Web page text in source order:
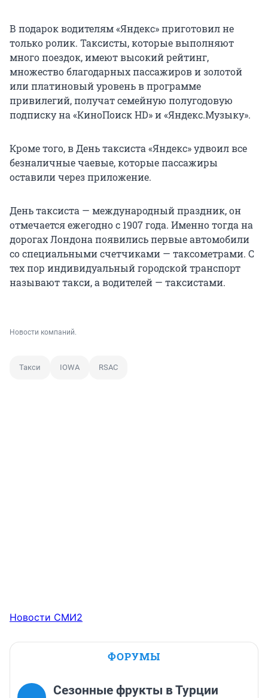
В подарок водителям «Яндекс» приготовил не
только ролик. Таксисты, которые выполняют
много поездок, имеют высокий рейтинг,
множество благодарных пассажиров и золотой
или платиновый уровень в программе
привилегий, получат семейную полугодовую
подписку на «КиноПоиск HD» и «Яндекс.Музыку».
Кроме того, в День таксиста «Яндекс» удвоил все
безналичные чаевые, которые пассажиры
оставили через приложение.
День таксиста — международный праздник, он
отмечается ежегодно с 1907 года. Именно тогда на
дорогах Лондона появились первые автомобили
со специальными счетчиками — таксометрами. С
тех пор индивидуальный городской транспорт
называют такси, а водителей — таксистами.
Новости компаний.
Такси IOWA RSAC
Новости СМИ2
ФОРУМЫ
Сезонные фрукты в Турции